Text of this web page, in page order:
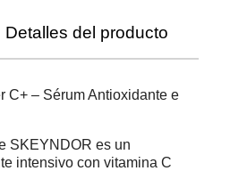
Detalles del producto
C+ – Sérum Antioxidante e
SKEYNDOR es un
intensivo con vitamina C